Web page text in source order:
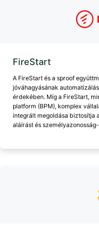
FireStart
A FireStart és a sproof
jóváhagyásának
érdekében. Míg a FireStart,
platform (BPM), komplex
integrált megoldása biztosítja
aláírást és